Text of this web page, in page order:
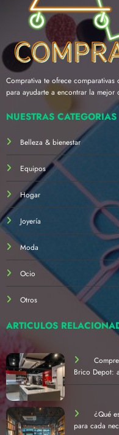
Comprativa te ofrece
para ayudarte a encontrar la
NUESTRAS CATEGORÍAS
Belleza & bienestar
Equipos
Hogar
Joyería
Moda
Ocio
Otros
ARTÍCULOS
Brico Depot:
¿Qué
para cada